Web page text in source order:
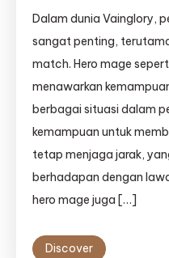
Dalam dunia Vainglory,
sangat penting,
match. Hero mage
menawarkan
berbagai situasi dalam
kemampuan untuk
tetap menjaga jarak,
berhadapan dengan
hero mage juga […]
Discover